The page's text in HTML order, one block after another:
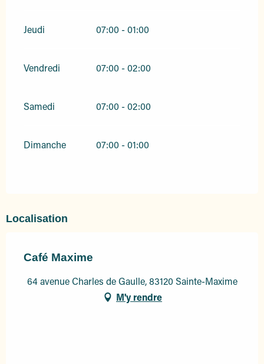
Jeudi 07:00 - 01:00
Vendredi 07:00 - 02:00
Samedi 07:00 - 02:00
Dimanche 07:00 - 01:00
Localisation
Café Maxime
64 avenue Charles de Gaulle, 83120 Sainte-Maxime
M'y rendre